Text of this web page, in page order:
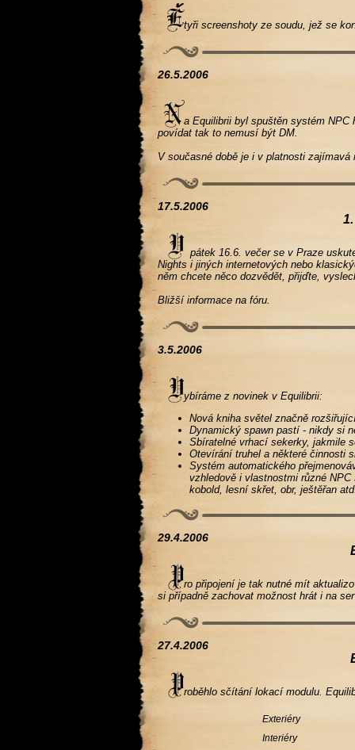
tyři screenshoty ze soudu, jež se
26.5.2006
a Equilibrii byl spuštěn systém NPC
povídat tak to nemusí být DM.
V současné době je i v platnosti
17.5.2006
pátek 16.6. večer se v Praze
Nights i jiných internetových nebo
něm chcete něco dozvědět, přijďte,
Bližší informace na fóru.
3.5.2006
ybíráme z novinek v Equilibrii:
Nová kniha světel značně
Dynamický spawn pastí - nikdy si
Sbíratelné vrhací sekerky, jakmile
Otevírání truhel a některé činnosti
Systém automatického
vzhledově i vlastnostmi různé
kobold, lesní skřet, obr, ještěřan
29.4.2006
ro připojení je tak nutné mít
si případně zachovat možnost hrát i na
27.4.2006
roběhlo sčítání lokací modulu.
Exteriéry
Interiéry